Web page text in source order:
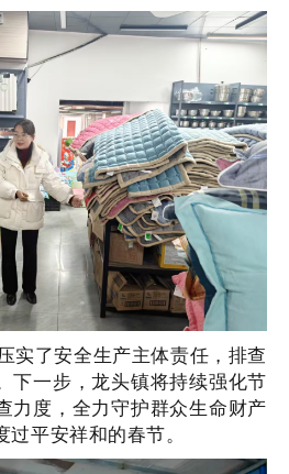
了安全生产主体责任，排查
下一步，龙头镇将持续强化节
力度，全力守护群众生命财产
平安祥和的春节。